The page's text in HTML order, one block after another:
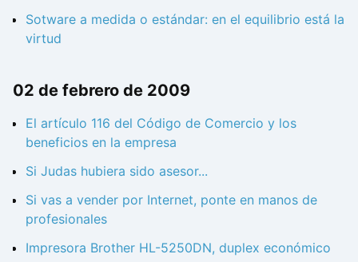
Sotware a medida o estándar: en el equilibrio está la
virtud
02 de febrero de 2009
El artículo 116 del Código de Comercio y los
beneficios en la empresa
Si Judas hubiera sido asesor...
Si vas a vender por Internet, ponte en manos de
profesionales
Impresora Brother HL-5250DN, duplex económico